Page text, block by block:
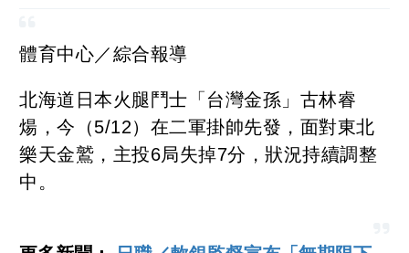
體育中心／綜合報導
北海道日本火腿鬥士「台灣金孫」古林睿
煬，今（5/12）在二軍掛帥先發，面對東北
樂天金鷲，主投6局失掉7分，狀況持續調整
中。